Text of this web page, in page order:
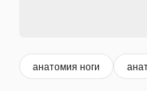
анатомия ноги